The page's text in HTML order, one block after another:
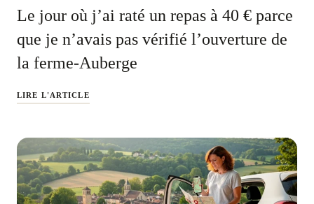
Le jour où j’ai raté un repas à 40 € parce
que je n’avais pas vérifié l’ouverture de
la ferme-Auberge
LIRE L'ARTICLE